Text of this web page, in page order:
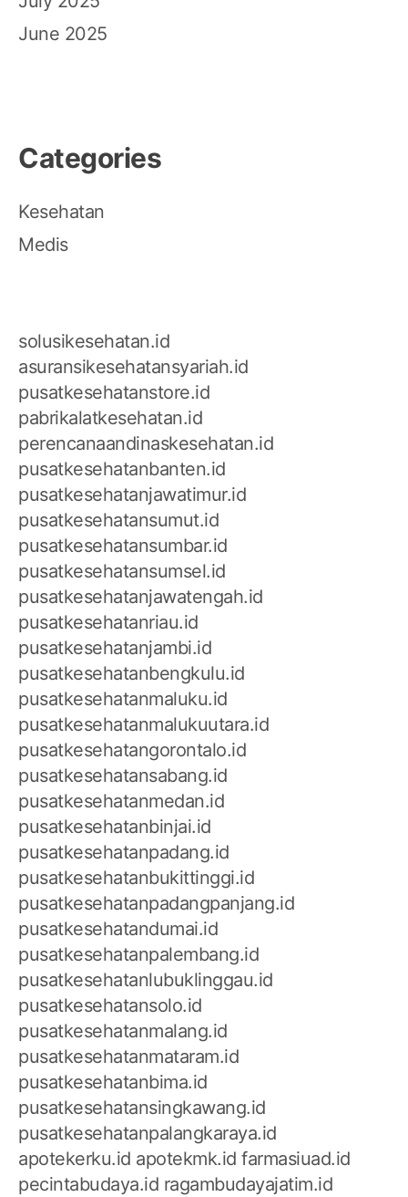
June 2025
Categories
Kesehatan
Medis
solusikesehatan.id
asuransikesehatansyariah.id
pusatkesehatanstore.id
pabrikalatkesehatan.id
perencanaandinaskesehatan.id
pusatkesehatanbanten.id
pusatkesehatanjawatimur.id
pusatkesehatansumut.id
pusatkesehatansumbar.id
pusatkesehatansumsel.id
pusatkesehatanjawatengah.id
pusatkesehatanriau.id
pusatkesehatanjambi.id
pusatkesehatanbengkulu.id
pusatkesehatanmaluku.id
pusatkesehatanmalukuutara.id
pusatkesehatangorontalo.id
pusatkesehatansabang.id
pusatkesehatanmedan.id
pusatkesehatanbinjai.id
pusatkesehatanpadang.id
pusatkesehatanbukittinggi.id
pusatkesehatanpadangpanjang.id
pusatkesehatandumai.id
pusatkesehatanpalembang.id
pusatkesehatanlubuklinggau.id
pusatkesehatansolo.id
pusatkesehatanmalang.id
pusatkesehatanmataram.id
pusatkesehatanbima.id
pusatkesehatansingkawang.id
pusatkesehatanpalangkaraya.id
apotekerku.id apotekmk.id farmasiuad.id
pecintabudaya.id ragambudayajatim.id